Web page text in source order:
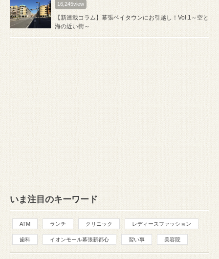
16,245view
【新連載コラム】幕張ベイタウンにお引越し！Vol.1～空と
海の近い街～
いま注目のキーワード
ATM ランチ クリニック レディースファッション
歯科 イオンモール幕張新都心 習い事 美容院